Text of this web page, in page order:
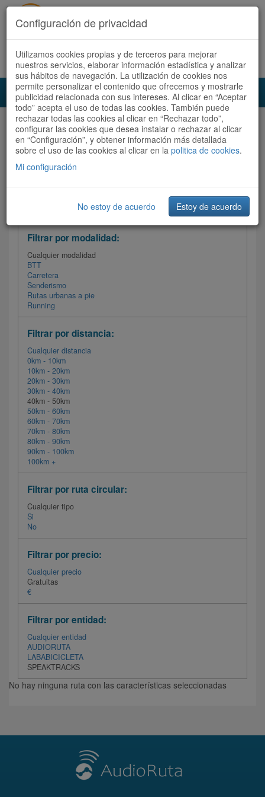
Acceder Registrate ahora Español | Català
Audioruta Todas las rutas
Todas las rutas
Ordenar por: Más recientes /
Filtrar las rutas
Filtrar por modalidad:
Cualquier modalidad
BTT
Carretera
Senderismo
Rutas urbanas a pie
Running
Filtrar por distancia:
Cualquier distancia
0km - 10km
10km - 20km
20km - 30km
30km - 40km
40km - 50km
50km - 60km
60km - 70km
70km - 80km
80km - 90km
90km - 100km
100km +
Filtrar por ruta circular:
Cualquier tipo
Si
No
Filtrar por precio:
Cualquier precio
Gratuitas
€
Filtrar por entidad:
Cualquier entidad
AUDIORUTA
LABABICICLETA
SPEAKTRACKS
No hay ninguna ruta con las características seleccionadas
Configuración de privacidad
Utilizamos cookies propias y de terceros para mejorar
nuestros servicios, elaborar información estadística y analizar
sus hábitos de navegación. La utilización de cookies nos
permite personalizar el contenido que ofrecemos y mostrarle
publicidad relacionada con sus intereses. Al clicar en “Aceptar
todo” acepta el uso de todas las cookies. También puede
rechazar todas las cookies al clicar en “Rechazar todo”,
configurar las cookies que desea instalar o rechazar al clicar
en “Configuración”, y obtener información más detallada
sobre el uso de las cookies al clicar en la politica de cookies.
Mi configuración
No estoy de acuerdo Estoy de acuerdo